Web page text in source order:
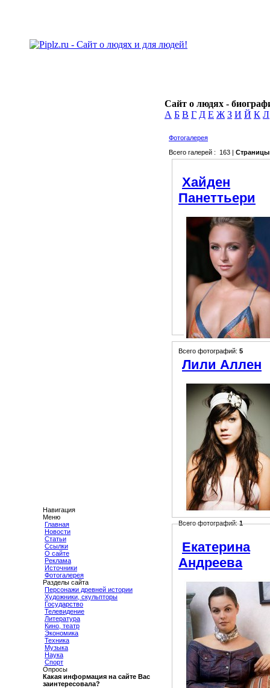
Сайт о людях -
А Б В Г Д Е Ж З И Й К Л
Навигация
Меню
Главная
Новости
Статьи
Ссылки
О сайте
Реклама
Источники
Фотогалерея
Разделы сайта
Персонажи древней истории
Художники, скульпторы
Государство
Телевидение
Литература
Кино, театр
Экономика
Техника
Музыка
Наука
Спорт
Опросы
Какая информация на сайте Вас
заинтересовала?
Фотогалерея
Всего галерей : 163 | Страницы
Хайден
Панеттьери
Всего фотографий: 5
Лили Аллен
Всего фотографий:1
Екатерина
Андреева